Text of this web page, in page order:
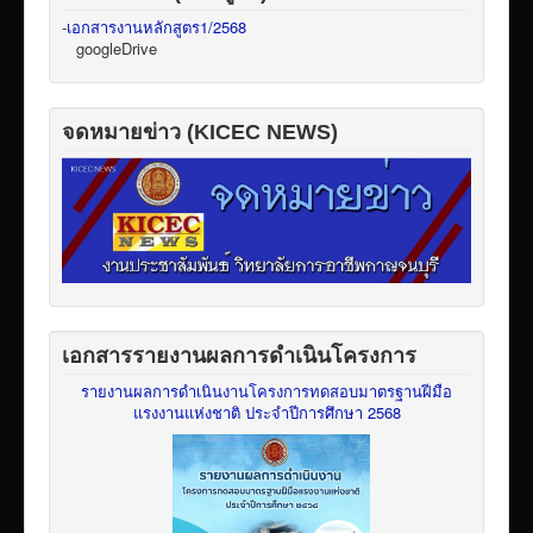
-เอกสารงานหลักสูตร1/2568
googleDrive
จดหมายข่าว (KICEC NEWS)
เอกสารรายงานผลการดำเนินโครงการ
รายงานผลการดำเนินงานโครงการทดสอบมาตรฐานฝีมือ
แรงงานแห่งชาติ ประจำปีการศึกษา 2568